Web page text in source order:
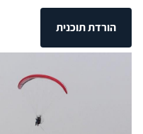
הורדת תוכנית